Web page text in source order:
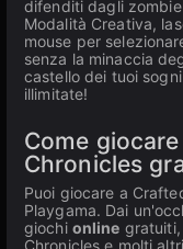
difenditi dagli
Modalità Creativa,
mouse per
senza la minaccia
castello dei tuoi
illimitate!
Come
Chronicles
Puoi giocare a
Playgama. Dai
giochi online
Chronicles e molti